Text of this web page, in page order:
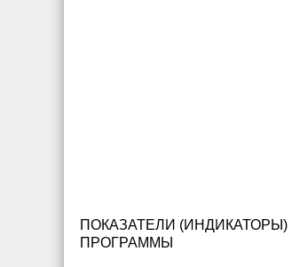
ПОКАЗАТЕЛИ (ИНДИКАТОРЫ)
ПРОГРАММЫ